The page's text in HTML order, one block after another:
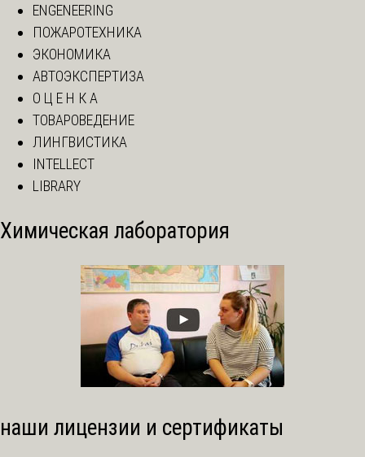
ENGENEERING
ПОЖАРОТЕХНИКА
ЭКОНОМИКА
АВТОЭКСПЕРТИЗА
О Ц Е Н К А
ТОВАРОВЕДЕНИЕ
ЛИНГВИСТИКА
INTELLECT
LIBRARY
Химическая лаборатория
наши лицензии и сертификаты